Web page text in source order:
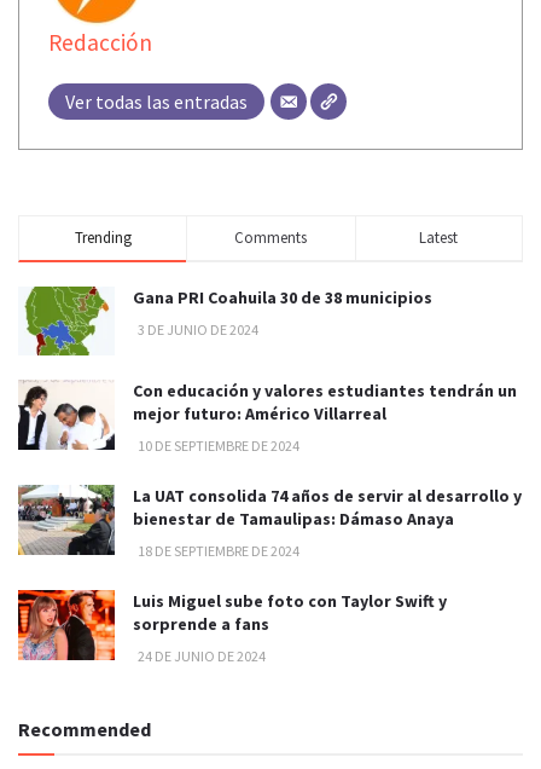
Redacción
Ver todas las entradas
Trending Comments Latest
Gana PRI Coahuila 30 de 38 municipios
3 DE JUNIO DE 2024
Con educación y valores estudiantes tendrán un
mejor futuro: Américo Villarreal
10 DE SEPTIEMBRE DE 2024
La UAT consolida 74 años de servir al desarrollo y
bienestar de Tamaulipas: Dámaso Anaya
18 DE SEPTIEMBRE DE 2024
Luis Miguel sube foto con Taylor Swift y
sorprende a fans
24 DE JUNIO DE 2024
Recommended